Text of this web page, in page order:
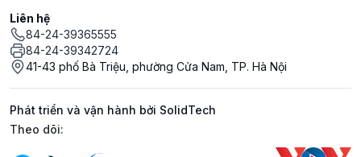
Liên hệ
84-24-39365555
84-24-39342724
41-43 phố Bà Triệu, phường Cửa Nam, TP. Hà Nội
Phát triển và vận hành bởi SolidTech
Mạng xã hội
Theo dõi: